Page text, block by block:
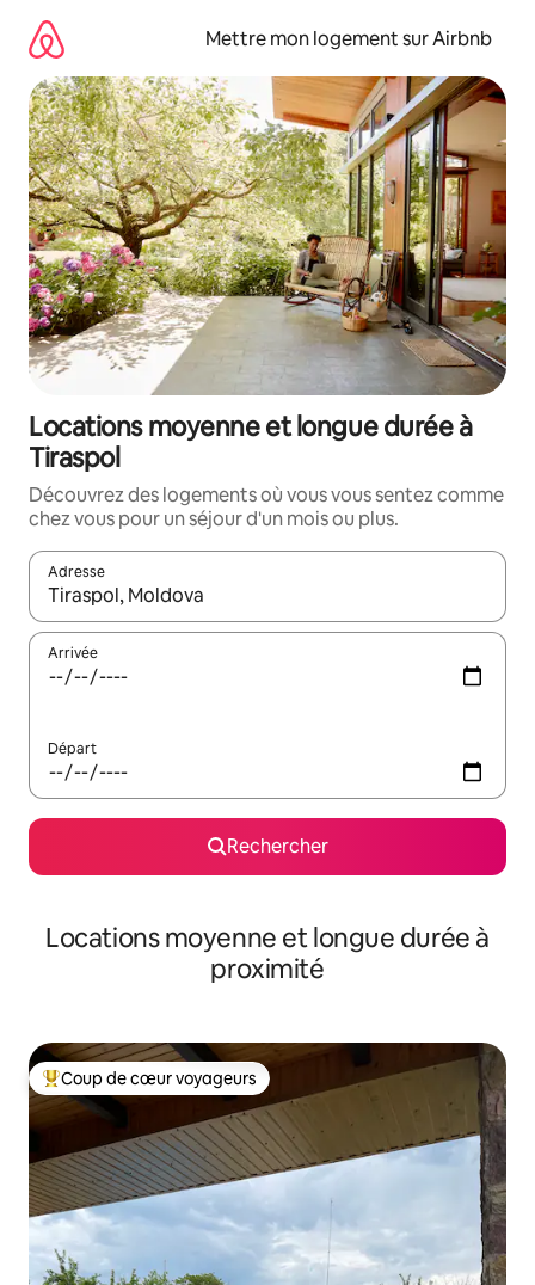
directement
contenu
Mettre mon logement sur Airbnb
Locations moyenne et longue durée à
Tiraspol
Découvrez des logements où vous vous sentez comme
chez vous pour un séjour d'un mois ou plus.
Adresse
Lorsque les résultats s'affichent, utilisez les flèches vers le
Arrivée
Départ
Rechercher
Locations moyenne et longue durée à
proximité
Coups de cœur voyageurs les plus appréciés
Coup de cœur voyageurs